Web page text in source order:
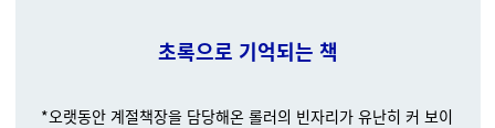
초록으로 기억되는 책
*오랫동안 계절책장을 담당해온 롤러의 빈자리가 유난히 커 보이